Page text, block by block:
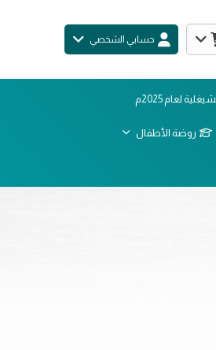
حسابي الشخصي
لعام 2025م
روضة الأطفال